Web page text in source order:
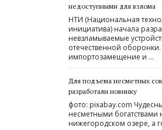
недоступными для взлома
НТИ (Национальная
инициатива) начала
невзламываемые
отечественной
импортозамещение и …
Для подъема несметных
разработали новинку
фото: pixabay.com
несметными богатствами
нижегородском озере, а